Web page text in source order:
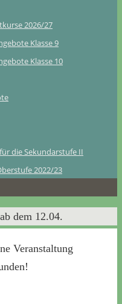
2026/27
Klasse 9
Klasse 10
die Sekundarstufe II
2022/23
dem 12.04.
Veranstaltung